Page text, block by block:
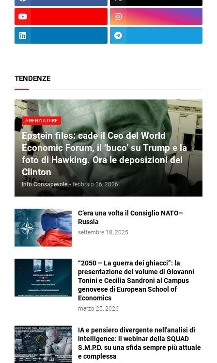
TENDENZE
AGENZIA DIRE
Epstein files: cade il Ceo del World
Economic Forum, il ‘buco’ su Trump e la
foto di Hawking. Ora le deposizioni dei
Clinton
Info Consapevole - febbraio 26, 2026
C’era una volta il Consiglio NATO–
Russia
settembre 18, 2025
“2050 – La guerra dei ghiacci”: la
presentazione del volume di Giovanni
Tonini e Cecilia Sandroni al Campus
genovese di European School of
Economics
marzo 25, 2026
IA e pensiero divergente nell'analisi di
intelligence: il webinar della SQUAD
S.M.P.D. su una sfida sempre più attuale
e complessa